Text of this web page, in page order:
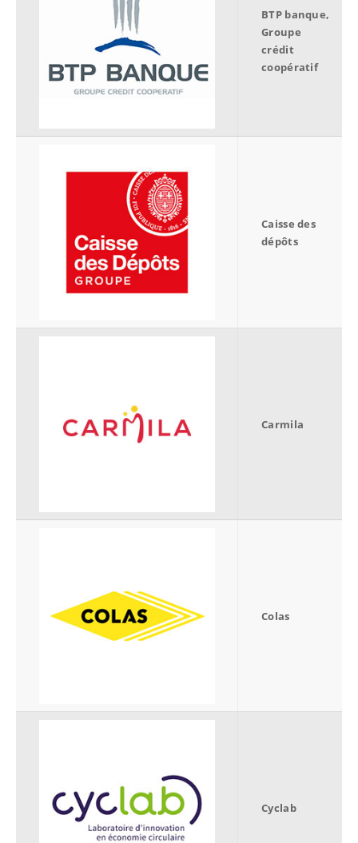
BTP banque,
Groupe
crédit
coopératif
Caisse des
dépôts
Carmila
Colas
Cyclab